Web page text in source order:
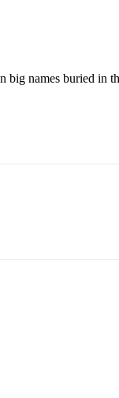
big names buried in